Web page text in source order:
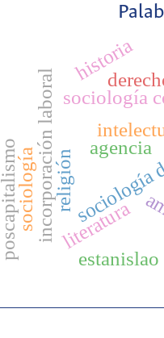
literatura
sociología
agencia
incorporación laboralreligión
sociología
poscapitalismo
historia